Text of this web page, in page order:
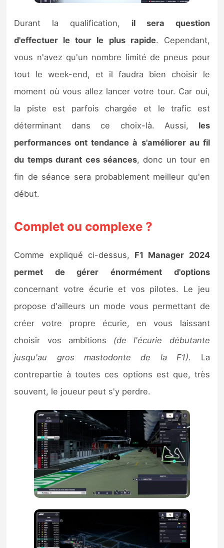
Durant la qualification, il sera question
d'effectuer le tour le plus rapide. Cependant,
vous n'avez qu'un nombre limité de pneus pour
tout le week-end, et il faudra bien choisir le
moment où vous allez lancer votre tour. Car oui,
la piste est parfois chargée et le trafic est
déterminant dans ce choix-là. Aussi, les
performances ont tendance à s'améliorer au fil
du temps durant ces séances, donc un tour en
fin de séance sera probablement meilleur qu'en
début.
Complet ou complexe ?
Comme expliqué ci-dessus, F1 Manager 2024
permet de gérer énormément d'options
concernant votre écurie et vos pilotes. Le jeu
propose d'ailleurs un mode vous permettant de
créer votre propre écurie, en vous laissant
choisir vos ambitions (de l'écurie débutante
jusqu'au gros mastodonte de la F1). La
contrepartie à toutes ces options est que, très
souvent, le joueur peut s'y perdre.